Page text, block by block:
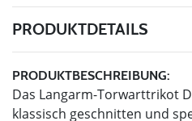
PRODUKTDETAILS
PRODUKTBESCHREIBUNG:
Das Langarm-Torwarttrikot
klassisch geschnitten und